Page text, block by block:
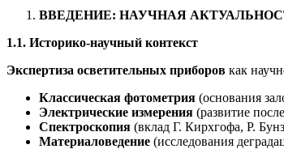
ВВЕДЕНИЕ: НАУЧНАЯ
1.1. Историко-научный контекст
Экспертиза осветительных приборов как
Классическая фотометрия (основания
Электрические измерения (развитие
Спектроскопия (вклад Г. Кирхгофа, Р.
Материаловедение (исследования